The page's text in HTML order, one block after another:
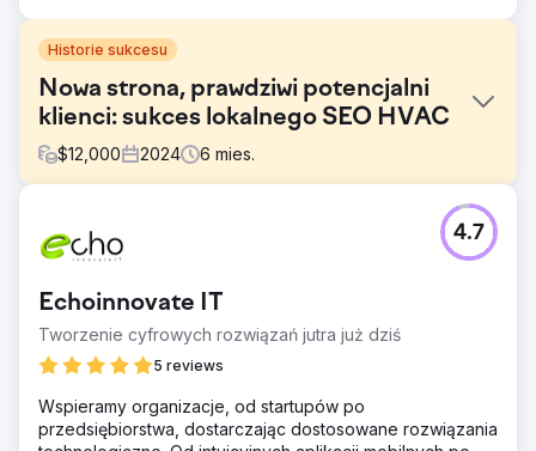
Historie sukcesu
Nowa strona, prawdziwi potencjalni
klienci: sukces lokalnego SEO HVAC
$12,000 2024 6 mies.
Klient posiadał samodzielnie działającą stronę
internetową, która nie generowała połączeń ani leadów.
korzyści biznesowych, a stronie brakowało struktury,
treści i sygnałów zaufania niezbędnych do konkurowania
na rynku lokalnym. Byli niewidoczni tam, gdzie to było
najważniejsze: w wynikach wyszukiwania, gdy potencjalni
klienci ich potrzebowali.
Rozwiązanie
Echoinnovate IT
Tworzenie cyfrowych rozwiązań jutra już dziś
5 reviews
4.7
Wspieramy organizacje, od startupów po
przedsiębiorstwa, dostarczając dostosowane rozwiązania